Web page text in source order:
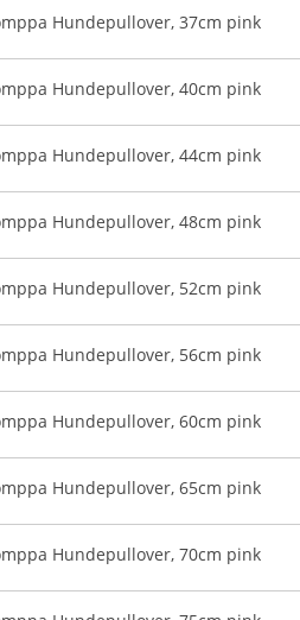
Hundepullover, 37cm pink
Hundepullover, 40cm pink
Hundepullover, 44cm pink
Hundepullover, 48cm pink
Hundepullover, 52cm pink
Hundepullover, 56cm pink
Hundepullover, 60cm pink
Hundepullover, 65cm pink
Hundepullover, 70cm pink